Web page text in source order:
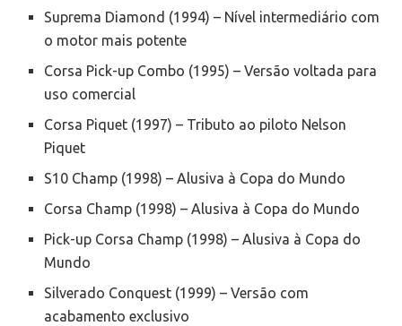
Suprema Diamond (1994) – Nível intermediário com
o motor mais potente
Corsa Pick-up Combo (1995) – Versão voltada para
uso comercial
Corsa Piquet (1997) – Tributo ao piloto Nelson
Piquet
S10 Champ (1998) – Alusiva à Copa do Mundo
Corsa Champ (1998) – Alusiva à Copa do Mundo
Pick-up Corsa Champ (1998) – Alusiva à Copa do
Mundo
Silverado Conquest (1999) – Versão com
acabamento exclusivo